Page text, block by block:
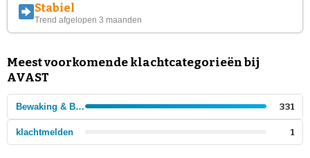
Stabiel
Trend afgelopen 3 maanden
Meest voorkomende klachtcategorieën bij
AVAST
Bewaking & Beveiliging 331
klachtmelden 1